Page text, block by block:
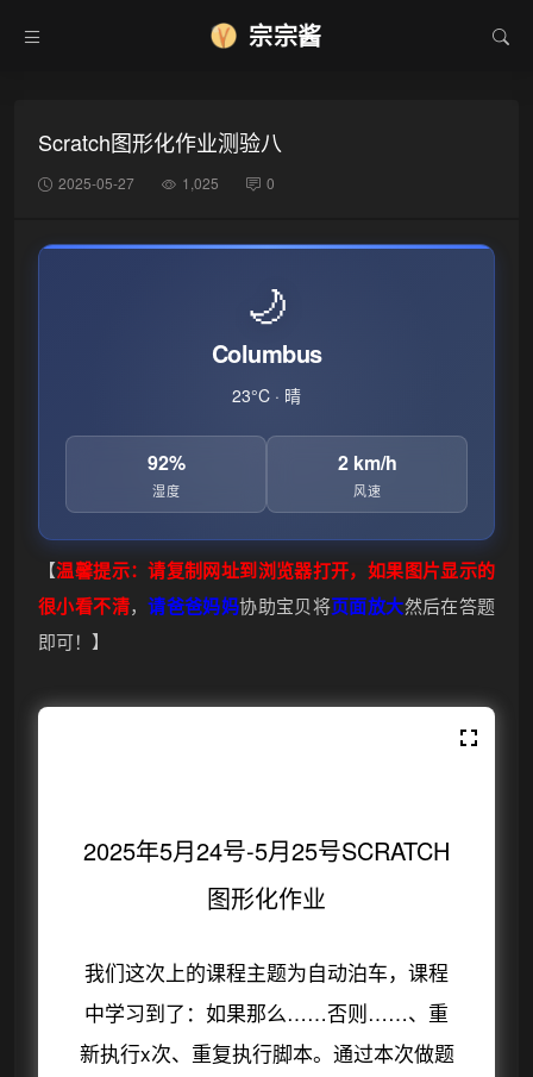
宗宗酱
Scratch图形化作业测验八
2025-05-27 1,025 0
🌙
Columbus
23°C · 晴
92%
湿度
2 km/h
风速
【温馨提示：请复制网址到浏览器打开，如果图片显示的
很小看不清，请爸爸妈妈协助宝贝将页面放大然后在答题
即可！】
2025年5月24号-5月25号SCRATCH
图形化作业
我们这次上的课程主题为自动泊车，课程
中学习到了：如果那么……否则……、重
新执行x次、重复执行脚本。通过本次做题